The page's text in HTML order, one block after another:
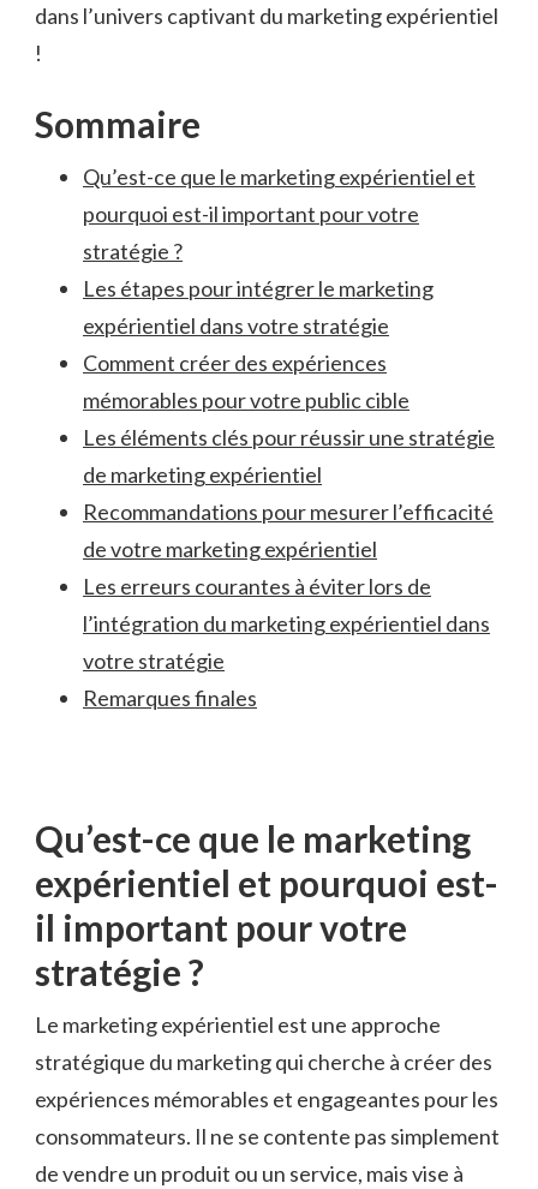
dans‌ l’univers captivant du ⁤marketing expérientiel
!
Sommaire
Qu’est-ce⁢ que le ‍marketing ⁢expérientiel et
pourquoi est-il important pour votre
stratégie ?
Les étapes pour intégrer le ‌marketing
‌expérientiel dans votre stratégie
Comment créer des expériences
mémorables pour votre public cible
Les ⁣éléments clés pour‍ réussir une stratégie
de⁣ marketing expérientiel
Recommandations pour mesurer‌ l’efficacité
de votre marketing expérientiel
Les erreurs⁢ courantes à éviter lors‍ de
l’intégration ‌du marketing expérientiel‌ dans⁤
votre stratégie
Remarques ‌finales
Qu’est-ce que le marketing
expérientiel et pourquoi est-
il important pour votre
stratégie ?
Le marketing⁤ expérientiel est une approche
stratégique du marketing qui cherche à‌ créer des
⁢expériences mémorables⁣ et engageantes pour les
consommateurs. Il ne se contente pas simplement
de​ vendre un produit⁢ ou un service, mais vise à